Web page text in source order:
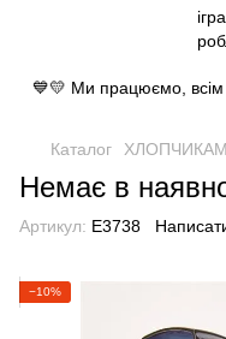
💙💛 Ми працюємо, всім
Каталог ХЛОПЧИКАМ
Немає в
Артикул: E3738
−10%